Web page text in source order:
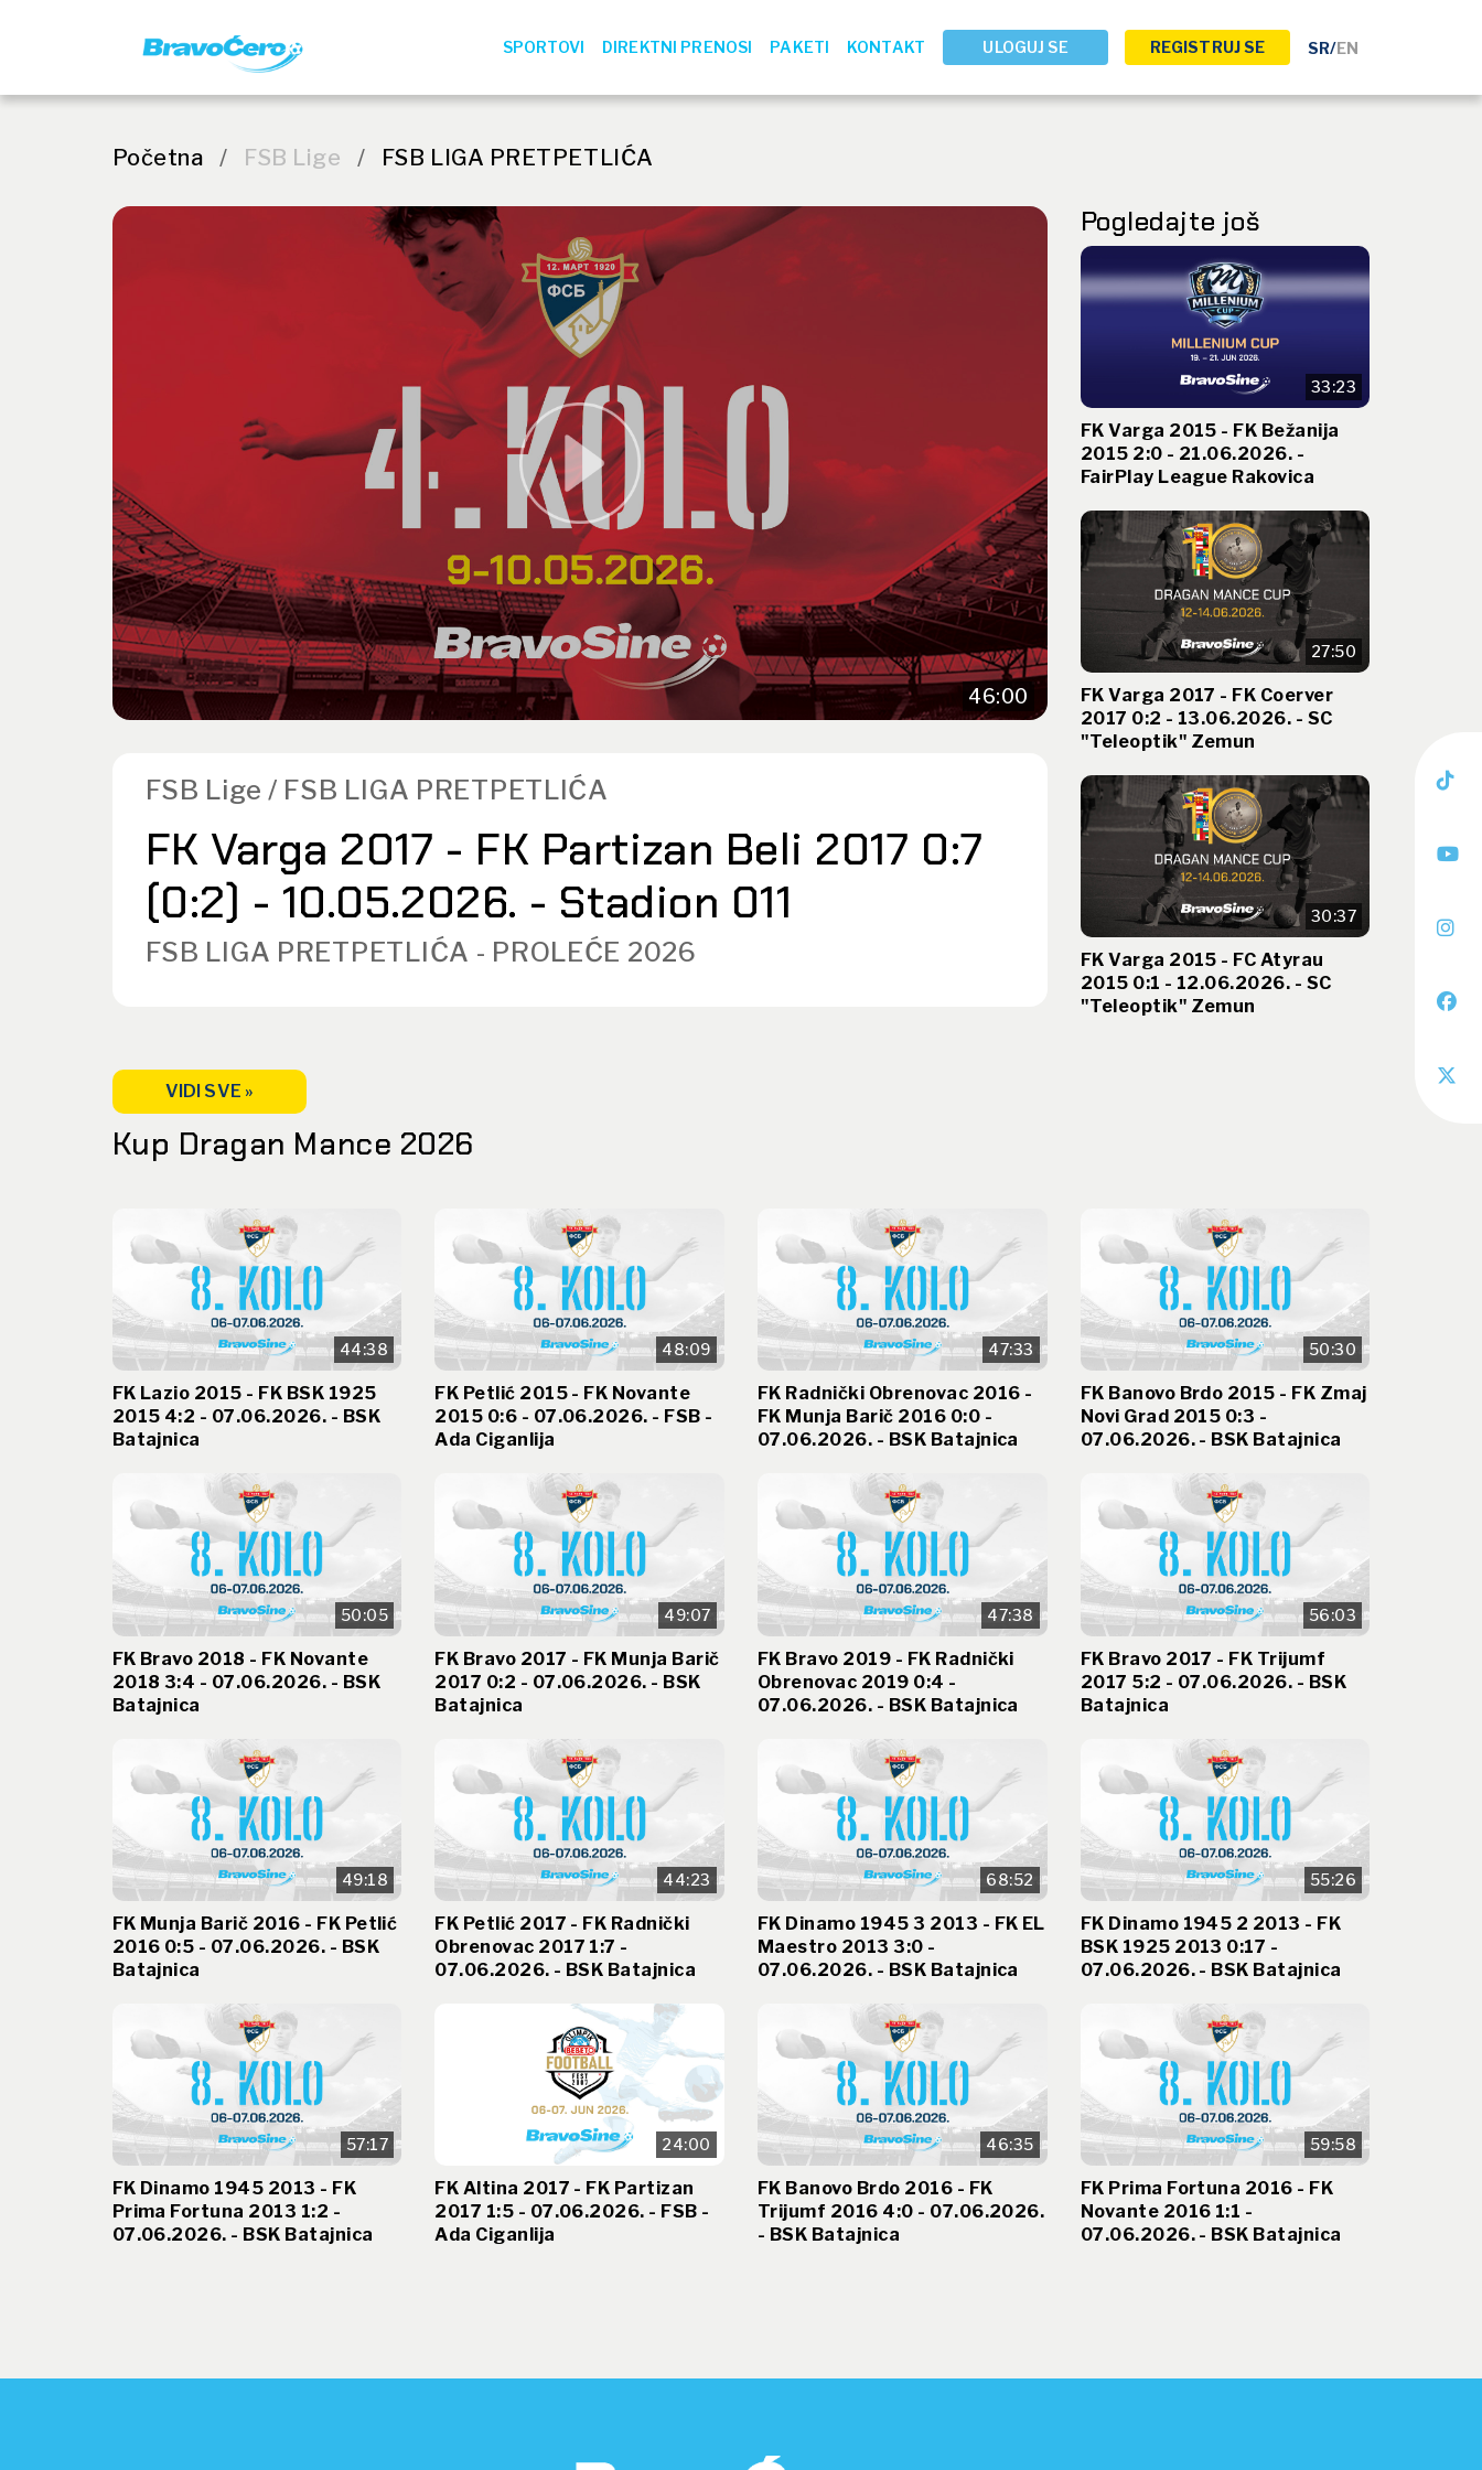
SPORTOVI DIREKTNI PRENOSI PAKETI KONTAKT ULOGUJ SE REGISTRUJ SE SR/EN
Početna / FSB Lige / FSB LIGA PRETPETLIĆA
46:00
FSB Lige / FSB LIGA PRETPETLIĆA
FK Varga 2017 - FK Partizan Beli 2017 0:7
(0:2) - 10.05.2026. - Stadion 011
FSB LIGA PRETPETLIĆA - PROLEĆE 2026
Pogledajte još
33:23
FK Varga 2015 - FK Bežanija
2015 2:0 - 21.06.2026. -
FairPlay League Rakovica
27:50
FK Varga 2017 - FK Coerver
2017 0:2 - 13.06.2026. - SC
"Teleoptik" Zemun
30:37
FK Varga 2015 - FC Atyrau
2015 0:1 - 12.06.2026. - SC
"Teleoptik" Zemun
VIDI SVE »
Kup Dragan Mance 2026
44:38
FK Lazio 2015 - FK BSK 1925
2015 4:2 - 07.06.2026. - BSK
Batajnica
48:09
FK Petlić 2015 - FK Novante
2015 0:6 - 07.06.2026. - FSB -
Ada Ciganlija
47:33
FK Radnički Obrenovac 2016 -
FK Munja Barič 2016 0:0 -
07.06.2026. - BSK Batajnica
50:30
FK Banovo Brdo 2015 - FK Zmaj
Novi Grad 2015 0:3 -
07.06.2026. - BSK Batajnica
50:05
FK Bravo 2018 - FK Novante
2018 3:4 - 07.06.2026. - BSK
Batajnica
49:07
FK Bravo 2017 - FK Munja Barič
2017 0:2 - 07.06.2026. - BSK
Batajnica
47:38
FK Bravo 2019 - FK Radnički
Obrenovac 2019 0:4 -
07.06.2026. - BSK Batajnica
56:03
FK Bravo 2017 - FK Trijumf
2017 5:2 - 07.06.2026. - BSK
Batajnica
49:18
FK Munja Barič 2016 - FK Petlić
2016 0:5 - 07.06.2026. - BSK
Batajnica
44:23
FK Petlić 2017 - FK Radnički
Obrenovac 2017 1:7 -
07.06.2026. - BSK Batajnica
68:52
FK Dinamo 1945 3 2013 - FK EL
Maestro 2013 3:0 -
07.06.2026. - BSK Batajnica
55:26
FK Dinamo 1945 2 2013 - FK
BSK 1925 2013 0:17 -
07.06.2026. - BSK Batajnica
57:17
FK Dinamo 1945 2013 - FK
Prima Fortuna 2013 1:2 -
07.06.2026. - BSK Batajnica
24:00
FK Altina 2017 - FK Partizan
2017 1:5 - 07.06.2026. - FSB -
Ada Ciganlija
46:35
FK Banovo Brdo 2016 - FK
Trijumf 2016 4:0 - 07.06.2026.
- BSK Batajnica
59:58
FK Prima Fortuna 2016 - FK
Novante 2016 1:1 -
07.06.2026. - BSK Batajnica